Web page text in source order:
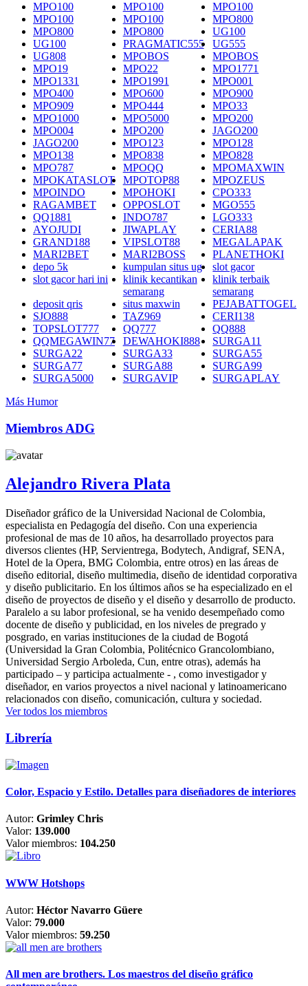
MPO100 MPO100
MPO100
MPO100
MPO100
MPO800
MPO800
MPO800
UG100
UG100
PRAGMATIC555
UG555
UG808
MPOBOS
MPOBOS
MPO19
MPO22
MPO1771
MPO1331
MPO1991
MPO001
MPO400
MPO600
MPO900
MPO909
MPO444
MPO33
MPO1000
MPO5000
MPO200
MPO004
MPO200
JAGO200
JAGO200
MPO123
MPO128
MPO138
MPO838
MPO828
MPO787
MPOQQ
MPOMAXWIN
MPOKATASLOT
MPOTOP88
MPOZEUS
MPOINDO
MPOHOKI
CPO333
RAGAMBET
OPPOSLOT
MGO555
QQ1881
INDO787
LGO333
AYOJUDI
JIWAPLAY
CERIA88
GRAND188
VIPSLOT88
MEGALAPAK
MARI2BET
MARI2BOSS
PLANETHOKI
depo 5k
kumpulan situs ug
slot gacor
slot gacor hari ini
klinik kecantikan
semarang
klinik terbaik
semarang
deposit qris
situs maxwin
PEJABATTOGEL
SJO888
TAZ969
CERI138
TOPSLOT777
QQ777
QQ888
QQMEGAWIN77
DEWAHOKI888
SURGA11
SURGA22
SURGA33
SURGA55
SURGA77
SURGA88
SURGA99
SURGA5000
SURGAVIP
SURGAPLAY
Más Humor
Miembros ADG
Alejandro Rivera Plata
Diseñador gráfico de la Universidad Nacional de Colombia,
especialista en Pedagogía del diseño. Con una experiencia
profesional de mas de 10 años, ha desarrollado proyectos para
diversos clientes (HP, Servientrega, Bodytech, Andigraf, SENA,
Hotel de la Opera, BMG Colombia, entre otros) en las áreas de
diseño editorial, diseño multimedia, diseño de identidad corporativa
y diseño publicitario. En los últimos años se ha especializado en el
diseño de proyectos de diseño y el diseño y desarrollo de producto.
Paralelo a su labor profesional, se ha venido desempeñado como
docente de diseño y publicidad, en los niveles de pregrado y
posgrado, en varias instituciones de la ciudad de Bogotá
(Universidad la Gran Colombia, Politécnico Grancolombiano,
Universidad Sergio Arboleda, Cun, entre otras), además ha
participado – y participa actualmente - , como investigador y
diseñador, en varios proyectos a nivel nacional y latinoamericano
relacionados con diseño, comunicación, cultura y sociedad.
Ver todos los miembros
Librería
Color, Espacio y Estilo. Detalles para diseñadores de interiores
Autor: Grimley Chris
Valor: 139.000
Valor miembros: 104.250
WWW Hotshops
Autor: Héctor Navarro Güere
Valor: 79.000
Valor miembros: 59.250
All men are brothers. Los maestros del diseño gráfico